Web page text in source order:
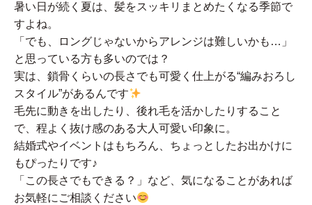
暑い日が続く夏は、髪をスッキリまとめたくなる季節で
すよね。
「でも、ロングじゃないからアレンジは難しいかも…」
と思っている方も多いのでは？
実は、鎖骨くらいの長さでも可愛く仕上がる“編みおろし
スタイル”があるんです
毛先に動きを出したり、後れ毛を活かしたりすること
で、程よく抜け感のある大人可愛い印象に。
結婚式やイベントはもちろん、ちょっとしたお出かけに
もぴったりです♪
「この長さでもできる？」など、気になることがあれば
お気軽にご相談ください